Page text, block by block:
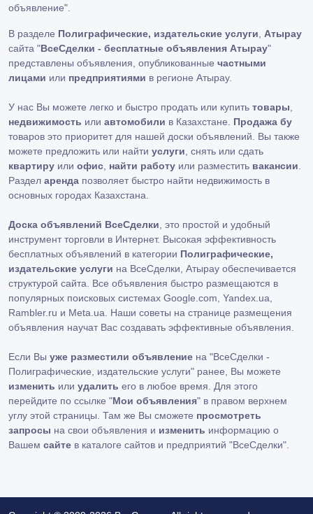
объявление"
В разделе Полиграфические, издательские услуги
Атырау
сайта "ВсеСделки - бесплатные объявления Атырау"
представлены объявления, опубликованные частными
лицами или предприятиями в регионе Атырау.
У нас Вы можете легко и быстро продать или купить товары
недвижимость или автомобили в Казахстане. Продажа бу
товаров это приоритет для нашей доски объявлений. Вы также
можете предложить или найти услуги , снять или сдать
квартиру или офис найти работу или разместить вакансии
Раздел аренда позволяет быстро найти недвижимость в
основных городах Казахстана.
Доска объявлений ВсеСделки , это простой и удобный
инструмент торговли в Интернет. Высокая эффективность
бесплатных объявлений в категории Полиграфические,
издательские услуги на ВсеСделки, Атырау обеспечивается
структурой сайта. Все объявления быстро размещаются в
популярных поисковых системах Google.com, Yandex.ua,
Rambler.ru и Meta.ua. Наши советы на странице размещения
объявления научат Вас создавать эффективные объявления.
Если Вы уже разместили объявление на "ВсеСделки -
Полиграфические, издательские услуги" ранее, Вы можете
изменить или удалить его в любое время. Для этого
перейдите по ссылке "Мои объявления" в правом верхнем
углу этой страницы. Там же Вы сможете просмотреть
запросы на свои объявления и изменить информацию о
Вашем сайте в каталоге сайтов и предприятий "ВсеСделки".